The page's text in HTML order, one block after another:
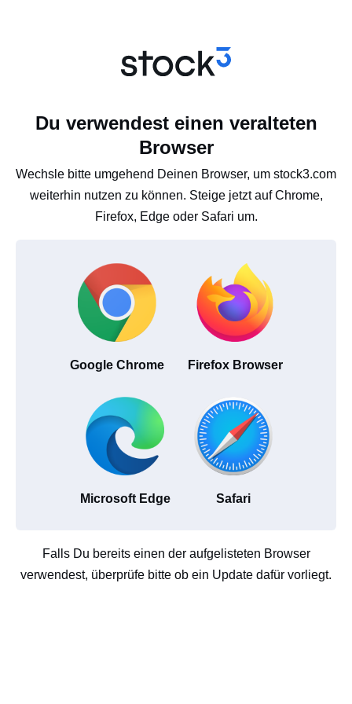
Du verwendest einen veralteten
Browser
Wechsle bitte umgehend Deinen Browser, um stock3.com
weiterhin nutzen zu können. Steige jetzt auf Chrome,
Firefox, Edge oder Safari um.
Google Chrome Firefox Browser
Microsoft Edge Safari
Falls Du bereits einen der aufgelisteten Browser
verwendest, überprüfe bitte ob ein Update dafür vorliegt.